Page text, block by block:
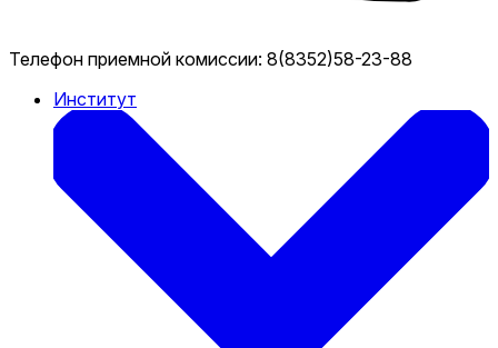
Телефон приемной комиссии: 8(8352)58-23-88
Институт